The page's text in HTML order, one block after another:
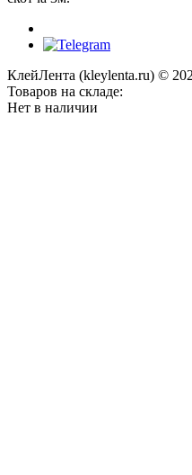
КлейЛента (kleylenta.ru) ©
Товаров на складе:
Нет в наличии